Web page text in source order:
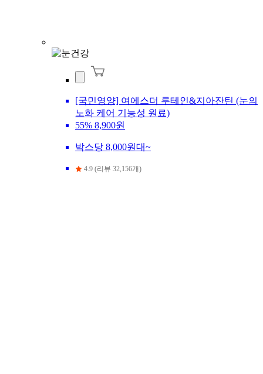
[국민영양] 여에스더 루테인&지아잔틴 (눈의
노화 케어 기능성 원료)
55% 8,900원
박스당 8,000원대~
4.9 (리뷰 32,156개)